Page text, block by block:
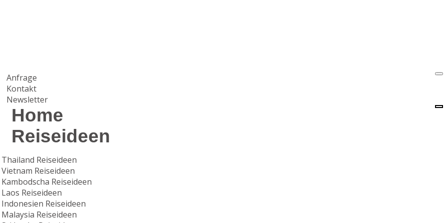
Anfrage
Kontakt
Newsletter
Home
Reiseideen
Thailand Reiseideen
Vietnam Reiseideen
Kambodscha Reiseideen
Laos Reiseideen
Indonesien Reiseideen
Malaysia Reiseideen